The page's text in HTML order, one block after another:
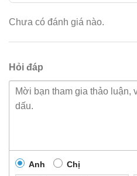
Chưa có đánh giá nào.
Hỏi đáp
Anh Chị